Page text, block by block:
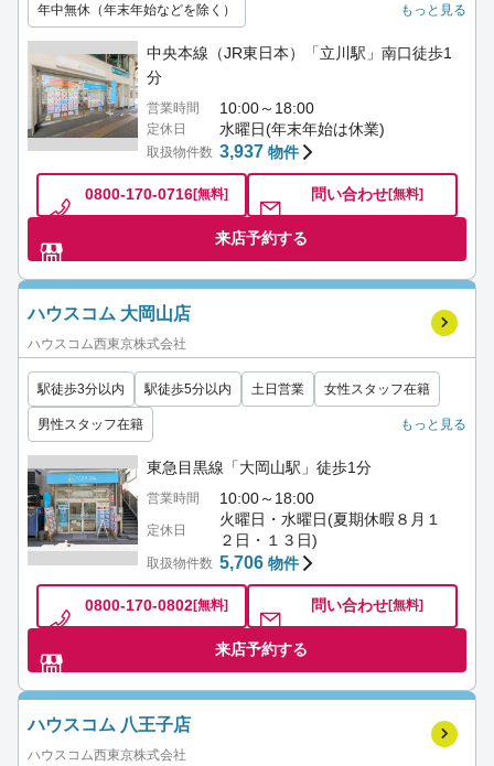
年中無休（年末年始などを除く） もっと見る
中央本線（JR東日本）「立川駅」南口徒歩1
分
営業時間 10:00～18:00
定休日 水曜日(年末年始は休業)
取扱物件数 3,937 物件
0800-170-0716[無料] 問い合わせ[無料]
来店予約する
ハウスコム 大岡山店
ハウスコム西東京株式会社
駅徒歩3分以内 駅徒歩5分以内 土日営業 女性スタッフ在籍
男性スタッフ在籍 もっと見る
東急目黒線「大岡山駅」徒歩1分
営業時間 10:00～18:00
定休日
火曜日・水曜日(夏期休暇８月１
２日・１３日)
取扱物件数 5,706 物件
0800-170-0802[無料] 問い合わせ[無料]
来店予約する
ハウスコム 八王子店
ハウスコム西東京株式会社